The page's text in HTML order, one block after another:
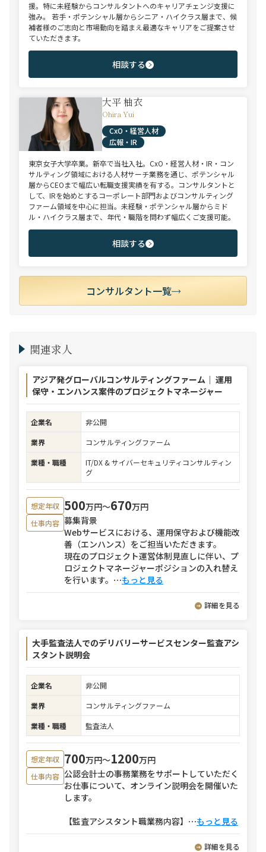
援。特に未経験からコンサルタントへのキャリアチェンジ支援に
強み。 若手・ポテンシャル層からシニア・ハイクラス層まで、候
補者様のご志向と市場動向を踏まえ最適なキャリアをご提案させ
ていただきます。
相談する
大平 柚衣
Ohira Yui
CxO・経営人材
広報・IR
東京女子大学卒業。新卒で当社入社。CxO・経営人材・IR・コン
サルティング領域における人材サーチ業務を通じ、ポテンシャル
層からCEOまで幅広い転職支援実績を有する。コンサルタントと
して、IRを始めとするコーポレート部門およびコンサルティング
ファーム領域を中心に担当。未経験・ポテンシャル層からミド
ル・ハイクラス層まで、年代・職階を問わず幅広くご支援可能。
相談する
コンサルタント一覧
関連求人
アジア発グローバルコンサルティングファーム｜ 運用
保守・エンハンス案件のプロジェクトマネージャー
企業名
非公開
業界
コンサルティングファーム
業種・職種
IT/DX & サイバーセキュリティコンサルティン
グ
想定年収 500万円〜670万円
仕事内容 募集背景
Webサービスにおける、運用保守および機能改
善（エンハンス）をご担当いただきます。
現在のプロジェクト運営体制見直しに伴い、プ
ロジェクトマネージャーポジションの入れ替え
を行います。 ⋯もっと見る
詳細を見る
大手監査法人でのデリバリーサービスセンター監査アシ
スタント説明会
企業名
非公開
業界
コンサルティングファーム
業種・職種
監査法人
想定年収 700万円〜1200万円
仕事内容 公認会計士の事務業務をサポートしていただく
お仕事について、オンライン説明会を開催いた
します。
【監査アシスタント職業務内容】 ⋯もっと見る
詳細を見る